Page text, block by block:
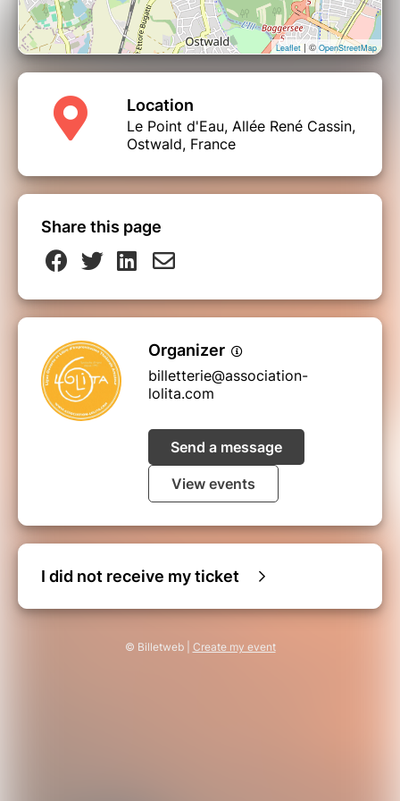
Leaflet | © OpenStreetMap
Location
Le Point d'Eau, Allée René Cassin,
Ostwald, France
Share this page
Organizer
billetterie@association-
lolita.com
Send a message
View events
I did not receive my ticket
© Billetweb | Create my event